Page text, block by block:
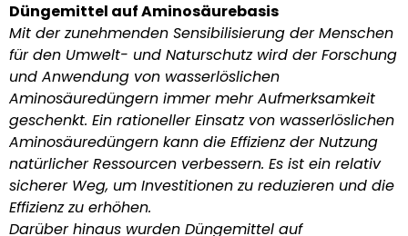
Düngemittel auf Aminosäurebasis
Mit der zunehmenden Sensibilisierung der Menschen
für den Umwelt- und Naturschutz wird der Forschung
und Anwendung von wasserlöslichen
Aminosäuredüngern immer mehr Aufmerksamkeit
geschenkt. Ein rationeller Einsatz von wasserlöslichen
Aminosäuredüngern kann die Effizienz der Nutzung
natürlicher Ressourcen verbessern. Es ist ein relativ
sicherer Weg, um Investitionen zu reduzieren und die
Effizienz zu erhöhen.
Darüber hinaus wurden Düngemittel auf